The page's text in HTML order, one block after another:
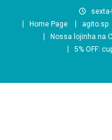
Home Page
agito.sp
Nossa lojinha na
5% OFF: